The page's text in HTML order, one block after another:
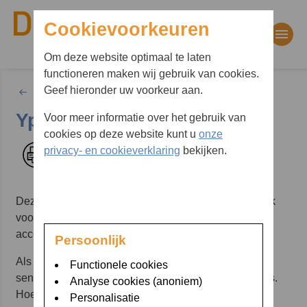
Waar bent u naar op zoek?
Zoekwoorden
Advies op afstand
Ypsopump
Afdrukken
Deze insulinepomp wordt uitgelezen met Glooko. Kijk
voor de uitgebreide uitleg over het maken van een
account op
deze website
Als Diaboss mee wilt kijken met de gegevens van de
sensor, moet het account gekoppeld zijn aan Diaboss.
Hoe dit moet staat ook op
Cookievoorkeuren
Om deze website optimaal te laten
functioneren maken wij gebruik van cookies.
Geef hieronder uw voorkeur aan.
Voor meer informatie over het gebruik van
cookies op deze website kunt u onze
privacy- en cookieverklaring bekijken.
Persoonlijk
Functionele cookies
Analyse cookies (anoniem)
Personalisatie